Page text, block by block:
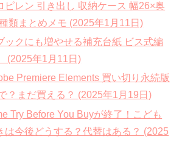
ピレン 引き出し 収納ケース 幅26×奥
類まとめメモ (2025年1月11日)
ックにも増やせる補充台紙 ビス式編
(2025年1月11日)
Premiere Elements 買い切り永続版
？まだ買える？ (2025年1月19日)
Try Before You Buyが終了！こども
は今後どうする？代替はある？ (2025